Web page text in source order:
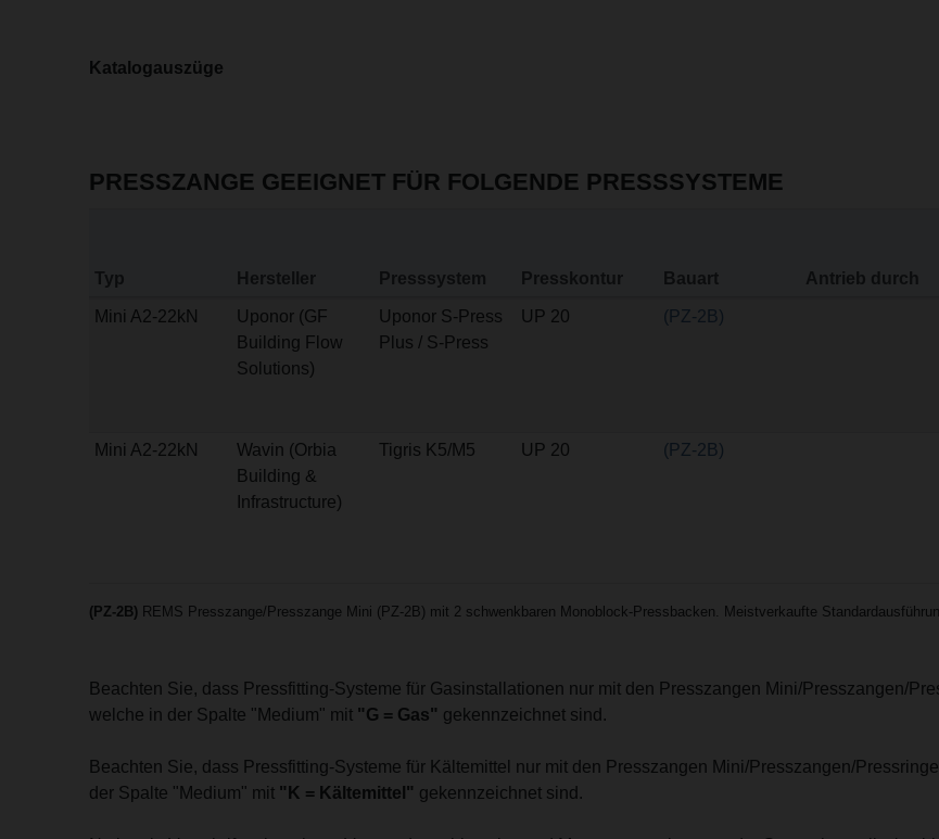
Katalogauszüge
PRESSZANGE GEEIGNET FÜR FOLGENDE PRESSSYSTEME
Typ Hersteller Presssystem Presskontur Bauart Antrieb durch
Mini A2-22kN
Uponor (GF
Building Flow
Solutions)
Uponor S-Press
Plus / S-Press
UP 20 (PZ-2B)
Mini A2-22kN
Wavin (Orbia
Building &
Infrastructure)
Tigris K5/M5 UP 20 (PZ-2B)
(PZ-2B) REMS Presszange/Presszange Mini (PZ-2B) mit 2 schwenkbaren Monoblock-Pressbacken. Meistverkaufte
Beachten Sie, dass Pressfitting-Systeme für Gasinstallationen nur mit den Presszangen Mini/Presszangen/
welche in der Spalte "Medium" mit "G = Gas" gekennzeichnet sind.
Beachten Sie, dass Pressfitting-Systeme für Kältemittel nur mit den Presszangen Mini/Presszangen/
der Spalte "Medium" mit "K = Kältemittel" gekennzeichnet sind.